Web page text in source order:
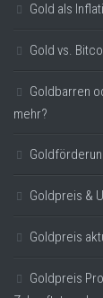
Gold als
Gold vs.
Goldbarren
mehr?
Goldpreis &
Goldpreis
Goldpreis